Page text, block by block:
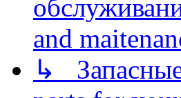
and
↳ Запасные